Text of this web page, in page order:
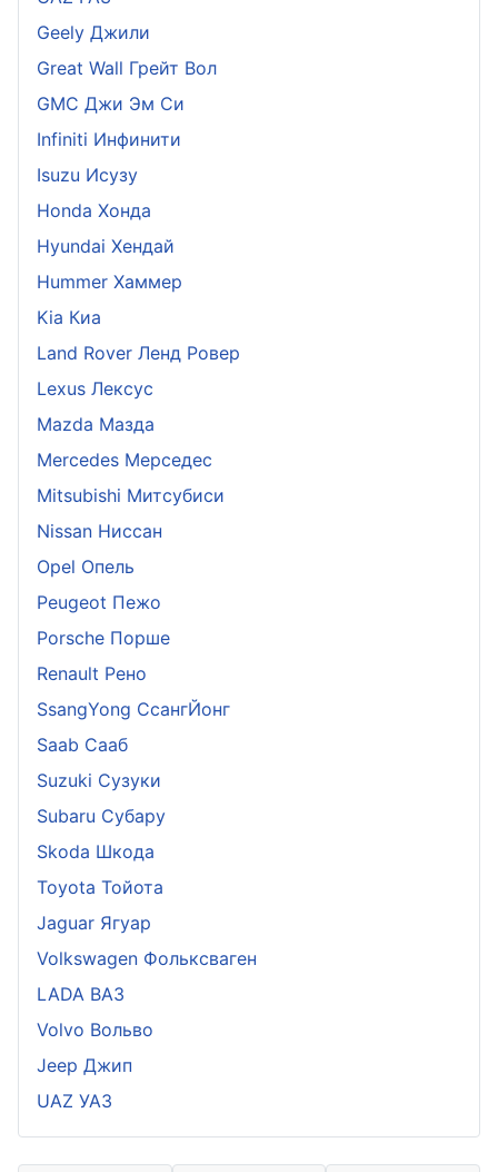
Geely Джили
Great Wall Грейт Вол
GMC Джи Эм Си
Infiniti Инфинити
Isuzu Исузу
Honda Хонда
Hyundai Хендай
Hummer Хаммер
Kia Киа
Land Rover Ленд Ровер
Lexus Лексус
Mazda Мазда
Mercedes Мерседес
Mitsubishi Митсубиси
Nissan Ниссан
Opel Опель
Peugeot Пежо
Porsche Порше
Renault Рено
SsangYong СсангЙонг
Saab Сааб
Suzuki Сузуки
Subaru Субару
Skoda Шкода
Toyota Тойота
Jaguar Ягуар
Volkswagen Фольксваген
LADA ВАЗ
Volvo Вольво
Jeep Джип
UAZ УАЗ